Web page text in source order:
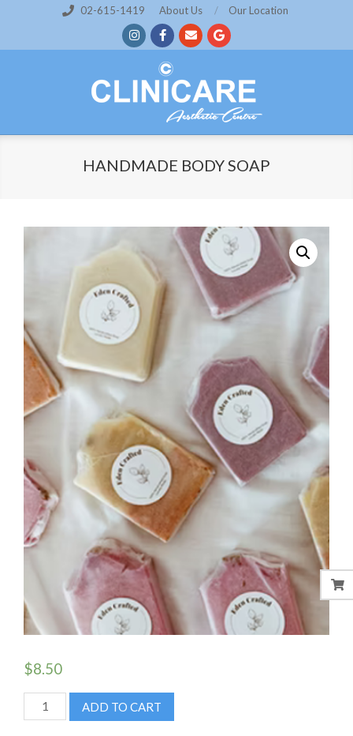
content
02-615-1419 About Us Our Location
HANDMADE BODY SOAP
$8.50
HANDMADE
BODY
ADD TO CART